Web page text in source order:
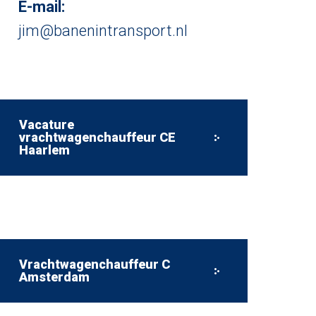
E-mail:
jim@banenintransport.nl
Vacature
vrachtwagenchauffeur CE
Haarlem
Vrachtwagenchauffeur C
Amsterdam